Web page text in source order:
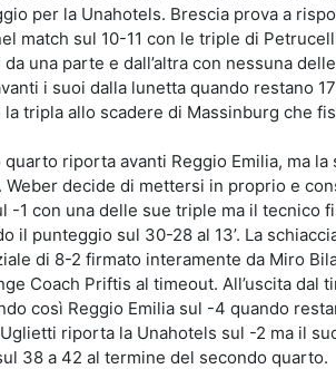
per la Unahotels. Brescia prova a
match sul 10-11 con le triple di
una parte e dall’altra con nessuna
i suoi dalla lunetta quando restano
tripla allo scadere di Massinburg che
riporta avanti Reggio Emilia, ma la
decide di mettersi in proprio e
-1 con una delle sue triple ma il tecnico
il punteggio sul 30-28 al 13’. La
di 8-2 firmato interamente da Miro
Coach Priftis al timeout. All’uscita dal
così Reggio Emilia sul -4 quando
riporta la Unahotels sul -2 ma il
38 a 42 al termine del secondo quarto.